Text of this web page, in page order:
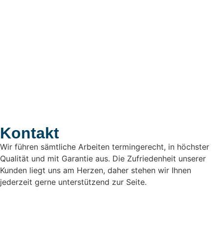
Kontakt
Wir führen sämtliche Arbeiten termingerecht, in höchster
Qualität und mit Garantie aus. Die Zufriedenheit unserer
Kunden liegt uns am Herzen, daher stehen wir Ihnen
jederzeit gerne unterstützend zur Seite.